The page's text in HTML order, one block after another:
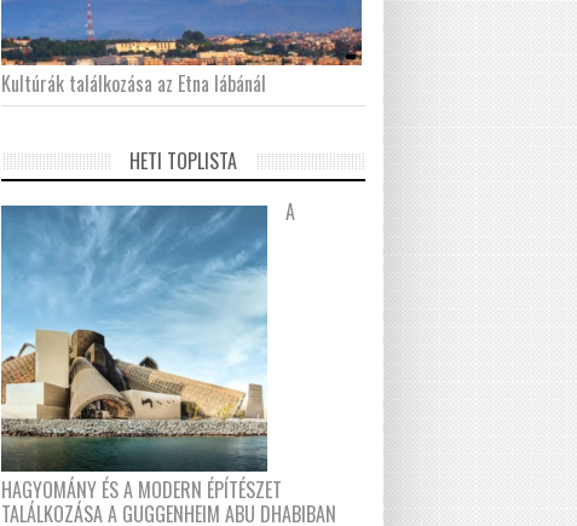
Kultúrák találkozása az Etna lábánál
HETI TOPLISTA
A
HAGYOMÁNY ÉS A MODERN ÉPÍTÉSZET
TALÁLKOZÁSA A GUGGENHEIM ABU DHABIBAN